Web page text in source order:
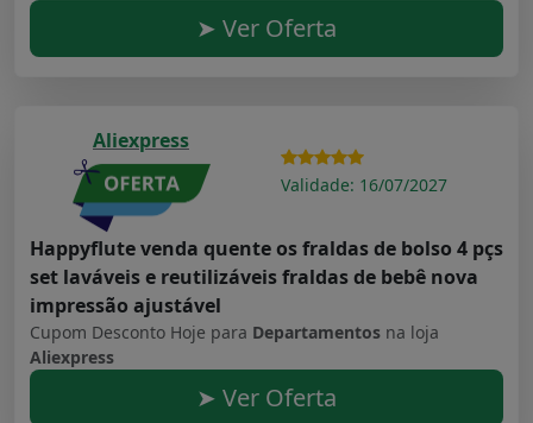
➤ Ver Oferta
Aliexpress
Validade: 16/07/2027
Happyflute venda quente os fraldas de bolso 4 pçs
set laváveis e reutilizáveis fraldas de bebê nova
impressão ajustável
Cupom Desconto Hoje para Departamentos na loja
Aliexpress
➤ Ver Oferta